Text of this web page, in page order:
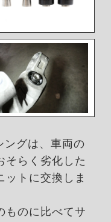
ングは、車両の
そらく劣化した
ットに交換しま
ものに比べてサ